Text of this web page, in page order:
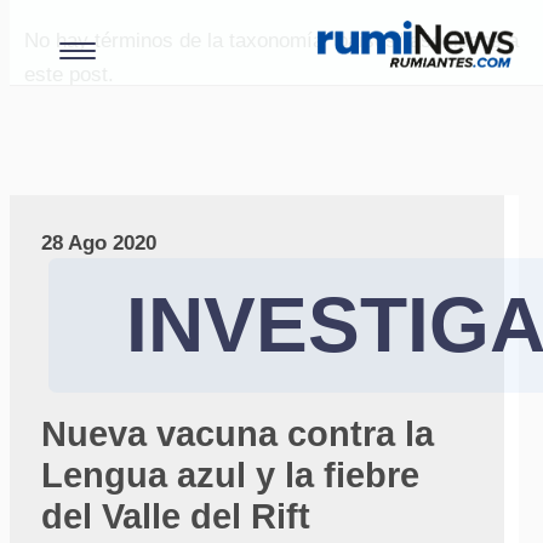
No hay términos de la taxonomía "paises" asociados a
28 Ago 2020
Nueva vacuna contra la
Lengua azul y la fiebre
del Valle del Rift